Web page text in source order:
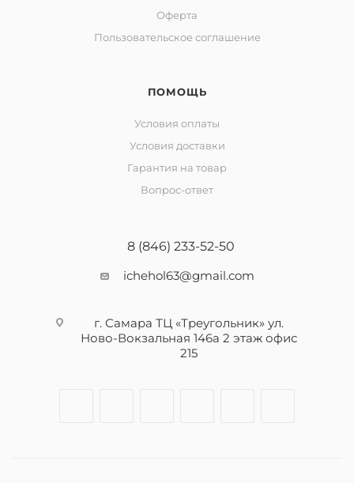
Оферта
Пользовательское соглашение
ПОМОЩЬ
Условия оплаты
Условия доставки
Гарантия на товар
Вопрос-ответ
8 (846) 233-52-50
ichehol63@gmail.com
г. Самара ТЦ «Треугольник» ул.
Ново-Вокзальная 146а 2 этаж офис
215